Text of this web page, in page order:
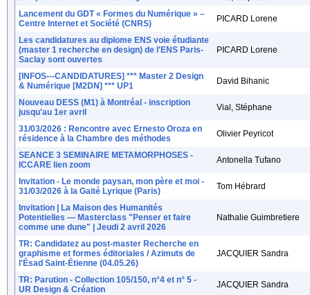
Lancement du GDT « Formes du Numérique » –
Centre Internet et Société (CNRS)
PICARD Lorene
Les candidatures au diplome ENS voie étudiante
(master 1 recherche en design) de l'ENS Paris-
Saclay sont ouvertes
PICARD Lorene
[INFOS---CANDIDATURES] *** Master 2 Design
& Numérique [M2DN] *** UP1
David Bihanic
Nouveau DESS (M1) à Montréal - inscription
jusqu'au 1er avril
Vial, Stéphane
31/03/2026 : Rencontre avec Ernesto Oroza en
résidence à la Chambre des méthodes
Olivier Peyricot
SEANCE 3 SEMINAIRE METAMORPHOSES -
ICCARE lien zoom
Antonella Tufano
Invitation - Le monde paysan, mon père et moi -
31/03/2026 à la Gaité Lyrique (Paris)
Tom Hébrard
Invitation | La Maison des Humanités
Potentielles — Masterclass "Penser et faire
comme une dune" | Jeudi 2 avril 2026
Nathalie Guimbretiere
TR: Candidatez au post-master Recherche en
graphisme et formes éditoriales / Azimuts de
l'Ésad Saint-Étienne (04.05.26)
JACQUIER Sandra
TR: Parution - Collection 105/150, n°4 et n° 5 -
UR Design & Création
JACQUIER Sandra